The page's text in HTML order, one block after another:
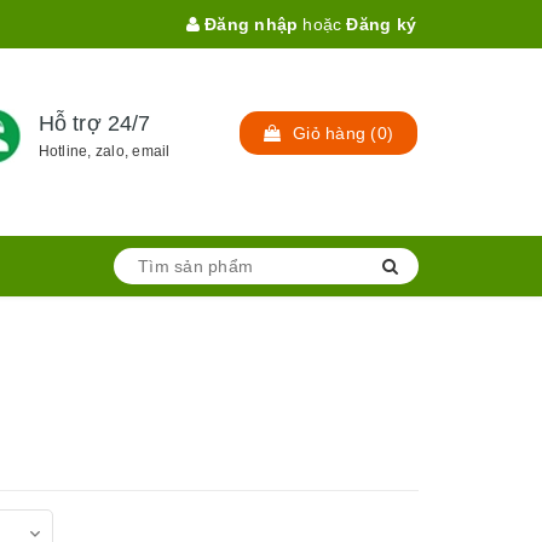
Đăng nhập hoặc Đăng ký
Hỗ trợ 24/7
Hotline, zalo, email
Giỏ hàng (0)